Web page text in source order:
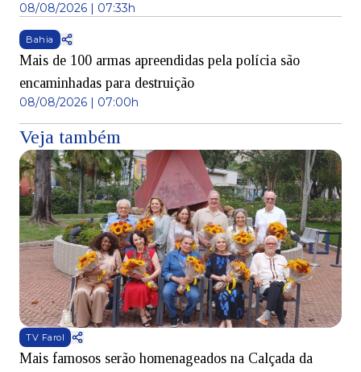
08/08/2026 | 07:33h
Bahia
Mais de 100 armas apreendidas pela polícia são
encaminhadas para destruição
08/08/2026 | 07:00h
Veja também
TV Farol
Mais famosos serão homenageados na Calçada da